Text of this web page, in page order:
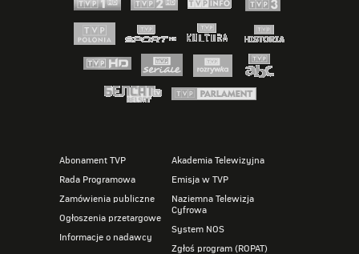
Abonament TVP
Rada Programowa
Zamówienia publiczne
Ogłoszenia przetargowe
Informacje o nadawcy
Akademia Telewizyjna
Emisja w TVP
Naziemna Telewizja
Cyfrowa
System NOS
Zgłoś program (ROPAT)